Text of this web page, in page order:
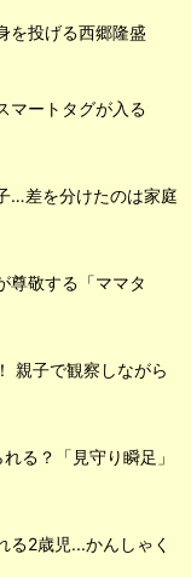
を投げる西郷隆盛
マートタグが入る
…差を分けたのは家庭
尊敬する「ママタ
親子で観察しながら
る？「見守り瞬足」
る2歳児...かんしゃく